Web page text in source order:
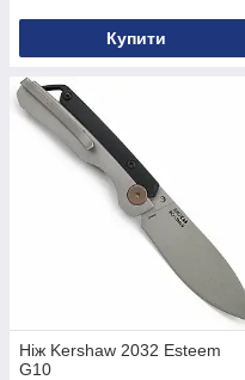
Купити
Ніж Kershaw 2032 Esteem
G10